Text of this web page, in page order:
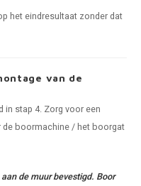
het eindresultaat zonder dat
van de
in stap 4. Zorg voor een
boormachine / het boorgat
de muur bevestigd. Boor